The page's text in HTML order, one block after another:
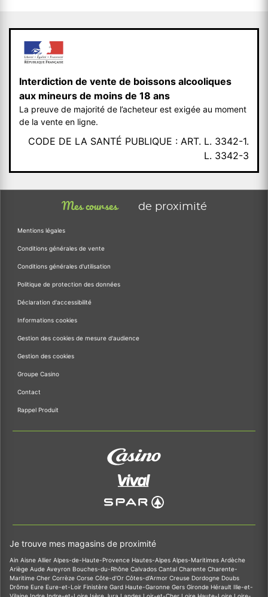
Interdiction de vente de boissons alcooliques
aux mineurs de moins de 18 ans
La preuve de majorité de l’acheteur est exigée au moment
de la vente en ligne.
CODE DE LA SANTÉ PUBLIQUE : ART. L. 3342-1.
L. 3342-3
Mes courses de proximité
Mentions légales
Conditions générales de vente
Conditions générales d'utilisation
Politique de protection des données
Déclaration d'accessibilité
Informations cookies
Gestion des cookies de mesure d'audience
Gestion des cookies
Groupe Casino
Contact
Rappel Produit
Je trouve mes magasins de proximité
Ain Aisne Allier Alpes-de-Haute-Provence Hautes-Alpes Alpes-Maritimes Ardèche
Ariège Aude Aveyron Bouches-du-Rhône Calvados Cantal Charente Charente-
Maritime Cher Corrèze Corse Côte-d'Or Côtes-d'Armor Creuse Dordogne Doubs
Drôme Eure Eure-et-Loir Finistère Gard Haute-Garonne Gers Gironde Hérault Ille-et-